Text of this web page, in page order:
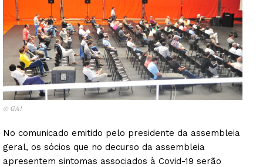
© GA!
No comunicado emitido pelo presidente da assembleia
geral, os sócios que no decurso da assembleia
apresentem sintomas associados à Covid-19 serão